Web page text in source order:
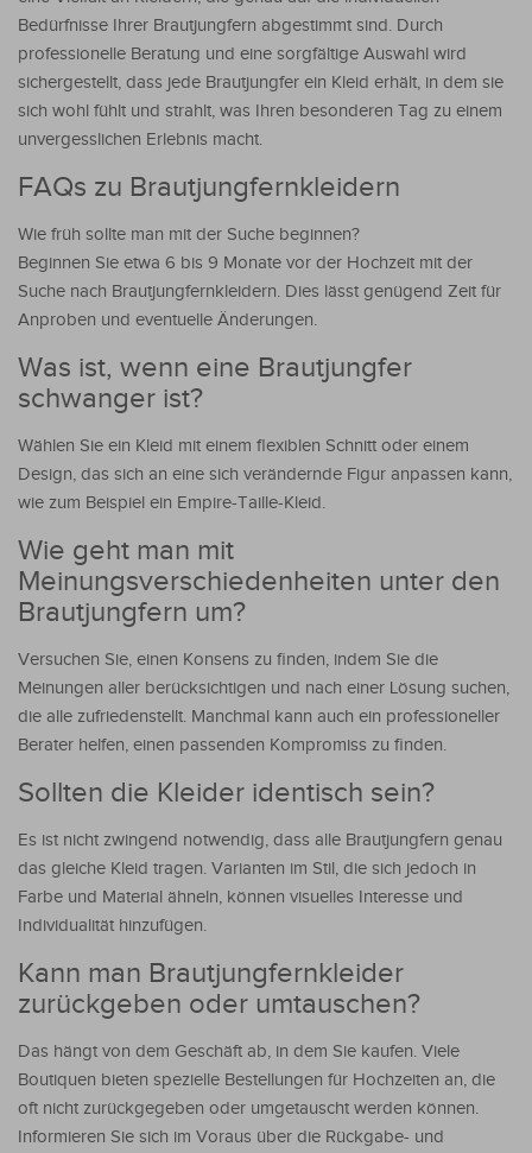
Bedürfnisse Ihrer Brautjungfern abgestimmt sind. Durch
professionelle Beratung und eine sorgfältige Auswahl wird
sichergestellt, dass jede Brautjungfer ein Kleid erhält, in dem sie
sich wohl fühlt und strahlt, was Ihren besonderen Tag zu einem
unvergesslichen Erlebnis macht.
FAQs zu Brautjungfernkleidern
Wie früh sollte man mit der Suche beginnen?
Beginnen Sie etwa 6 bis 9 Monate vor der Hochzeit mit der
Suche nach Brautjungfernkleidern. Dies lässt genügend Zeit für
Anproben und eventuelle Änderungen.
Was ist, wenn eine Brautjungfer
schwanger ist?
Wählen Sie ein Kleid mit einem flexiblen Schnitt oder einem
Design, das sich an eine sich verändernde Figur anpassen kann,
wie zum Beispiel ein Empire-Taille-Kleid.
Wie geht man mit
Meinungsverschiedenheiten unter den
Brautjungfern um?
Versuchen Sie, einen Konsens zu finden, indem Sie die
Meinungen aller berücksichtigen und nach einer Lösung suchen,
die alle zufriedenstellt. Manchmal kann auch ein professioneller
Berater helfen, einen passenden Kompromiss zu finden.
Sollten die Kleider identisch sein?
Es ist nicht zwingend notwendig, dass alle Brautjungfern genau
das gleiche Kleid tragen. Varianten im Stil, die sich jedoch in
Farbe und Material ähneln, können visuelles Interesse und
Individualität hinzufügen.
Kann man Brautjungfernkleider
zurückgeben oder umtauschen?
Das hängt von dem Geschäft ab, in dem Sie kaufen. Viele
Boutiquen bieten spezielle Bestellungen für Hochzeiten an, die
oft nicht zurückgegeben oder umgetauscht werden können.
Informieren Sie sich im Voraus über die Rückgabe- und